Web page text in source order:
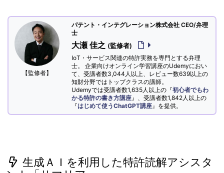
【監修者】
パテント・インテグレーション株式会社 CEO/弁理
士
大瀬 佳之 (監修者)
IoT・サービス関連の特許実務を専門とする弁理
士。 企業向けオンライン学習講座のUdemyにおい
て、受講者数3,044人以上、レビュー数639以上の
知財分野ではトップクラスの講師。
Udemyでは受講者数1,635人以上の『初心者でもわ
かる特許の書き方講座 』、受講者数1,842人以上の
『はじめて使うChatGPT講座 』を提供。
生成ＡＩを利用した特許読解アシスタ